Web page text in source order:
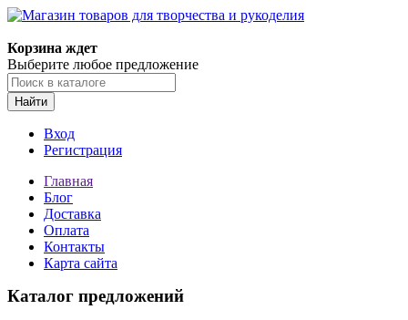
Корзина ждет
Выберите любое предложение
Найти
Вход
Регистрация
Главная
Блог
Доставка
Оплата
Контакты
Карта сайта
Каталог предложений